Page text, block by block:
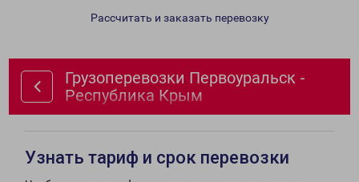
Рассчитать и заказать перевозку
Грузоперевозки Первоуральск -
Республика Крым
Узнать тариф и срок перевозки